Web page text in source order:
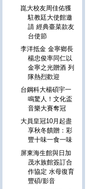
崑大校友周佳佑獲
駐教廷大使館邀
請 經典臺菜款友
台使節
李洋抵金 金寧鄉長
楊忠俊率同仁以
金寧之光贈酒 列
隊熱烈歡迎
台鋼科大楊碩宇一
鳴驚人！文化盃
音樂大賽奪冠
大員皇冠10月起盡
享秋冬饋贈：彩
豐十味一食一味
屏東海生館與日加
茂水族館簽訂合
作協定 水母復育
豐碩/影音